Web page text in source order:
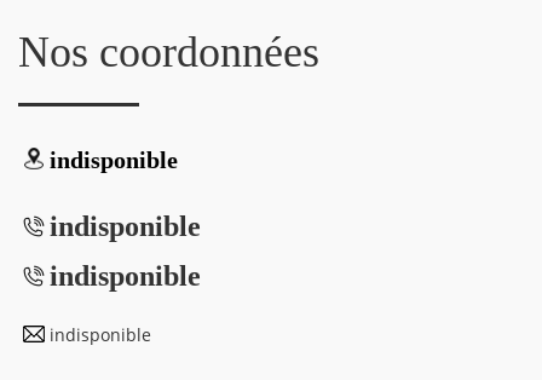
Nos coordonnées
indisponible
indisponible
indisponible
indisponible